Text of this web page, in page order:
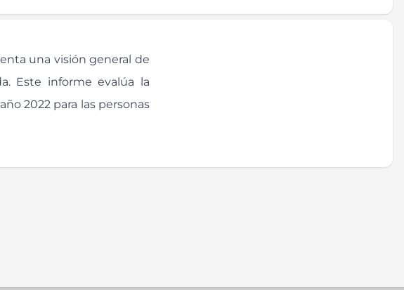
una visión general de
Este informe evalúa la
2022 para las personas